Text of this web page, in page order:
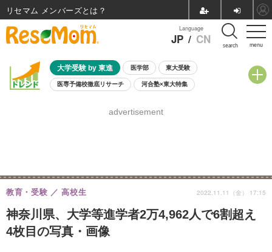
menu
Language
JP / CN search
大学受験 by 東進 医学部 東大受験
医専予備校徹底リサーチ 河合塾×東大特集
8月開催学校説明会・相談会
advertisement
神奈川県、大学等進学者2万4,962人で6割超え
4枚目の写真・画像
教育・受験 高校生 2022.11.11（金） 17:15
リセマム メンバーズ